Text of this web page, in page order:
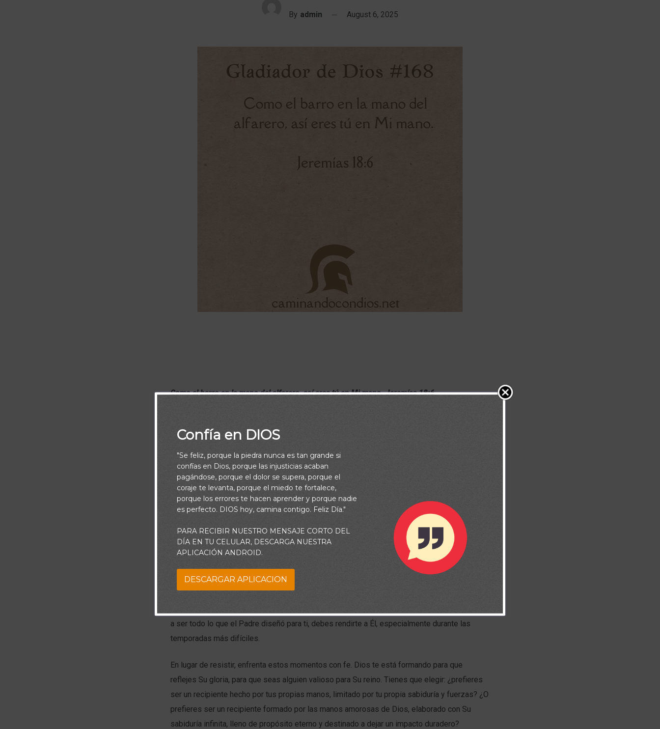
By admin August 6, 2025
Como el barro en la mano del alfarero, así eres tú en Mi mano. Jeremías 18:6
¿Te has encontrado luchando una y otra vez con las mismas batallas, o sintiéndote quebrado
de formas familiares? Puede que no sea casualidad. Muchas veces, Dios usa las pruebas
a ser todo lo que el Padre diseñó para ti, debes rendirte a Él, especialmente durante las
temporadas más difíciles.
En lugar de resistir, enfrenta estos momentos con fe. Dios te está formando para que
reflejes Su gloria, para que seas alguien valioso para Su reino. Tienes que elegir: ¿prefieres
ser un recipiente hecho por tus propias manos, limitado por tu propia sabiduría y fuerzas? ¿O
prefieres ser un recipiente formado por las manos amorosas de Dios, elaborado con Su
sabiduría infinita, lleno de propósito eterno y destinado a dejar un impacto duradero?
Confía en DIOS
"Se feliz, porque la piedra nunca es tan grande si
confías en Dios, porque las injusticias acaban
pagándose, porque el dolor se supera, porque el
coraje te levanta, porque el miedo te fortalece,
porque los errores te hacen aprender y porque nadie
es perfecto. DIOS hoy, camina contigo. Feliz Día."
PARA RECIBIR NUESTRO MENSAJE CORTO DEL
DÍA EN TU CELULAR, DESCARGA NUESTRA
APLICACIÓN ANDROID.
DESCARGAR APLICACION